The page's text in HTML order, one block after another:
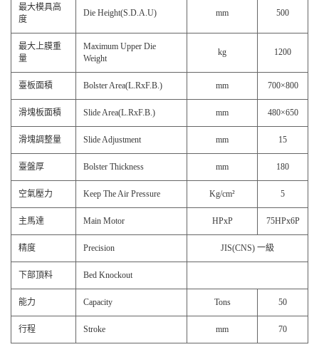
最大模具高
度
Die Height(S.D.A.U) mm 500
最大上膜重
量
Maximum Upper Die
Weight
kg 1200
臺板面積 Bolster Area(L.RxF.B.) mm 700×800
滑塊板面積 Slide Area(L.RxF.B.) mm 480×650
滑塊調整量 Slide Adjustment mm 15
臺盤厚 Bolster Thickness mm 180
空氣壓力 Keep The Air Pressure Kg/cm² 5
主馬達 Main Motor HPxP 75HPx6P
精度 Precision JIS(CNS) 一級
下部頂料 Bed Knockout
能力 Capacity Tons 50
行程 Stroke mm 70